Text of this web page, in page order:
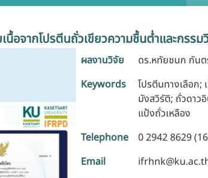
อจากโปรตีนถั่วเขียวความชื้นต่ำและกรรม
ผลงานวิจัย
ดร.หทัยชนก กัน
Keywords
โปรตีนทางเลือก;
มังสวิรัติ; ถั่วดาว
แป้งถั่วเหลือง
Telephone
0 2942 8629
Email